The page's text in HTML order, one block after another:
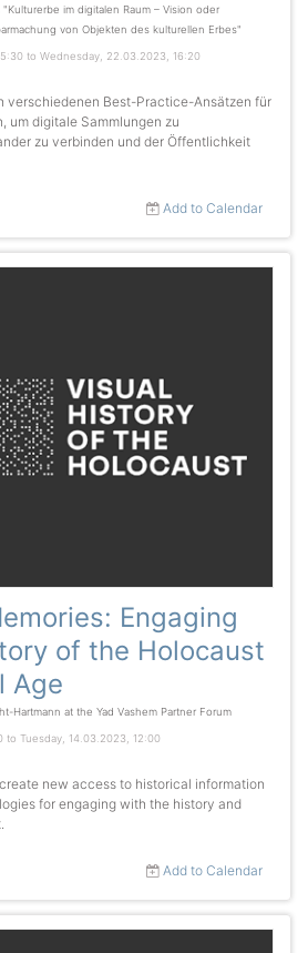
im digitalen Raum – Vision oder
von Objekten des kulturellen Erbes"
to Wednesday, 22.03.2023, 16:20
verschiedenen Best-Practice-Ansätzen für
um digitale Sammlungen zu
zu verbinden und der Öffentlichkeit
Add to Calendar
Engaging
of the Holocaust
Age
Hartmann at the Yad Vashem Partner Forum
to Tuesday, 14.03.2023, 12:00
new access to historical information
for engaging with the history and
Add to Calendar